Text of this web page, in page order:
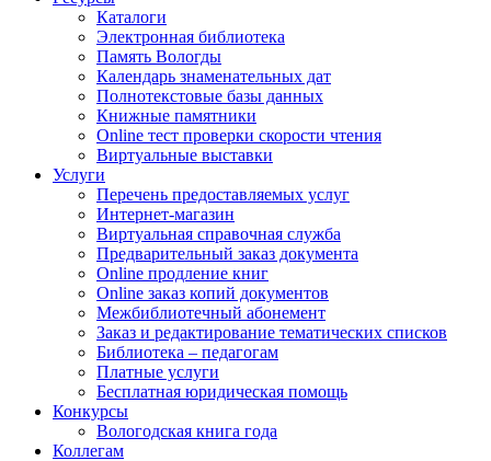
Каталоги
Электронная библиотека
Память Вологды
Календарь знаменательных дат
Полнотекстовые базы данных
Книжные памятники
Online тест проверки скорости чтения
Виртуальные выставки
Услуги
Перечень предоставляемых услуг
Интернет-магазин
Виртуальная справочная служба
Предварительный заказ документа
Online продление книг
Online заказ копий документов
Межбиблиотечный абонемент
Заказ и редактирование тематических списков
Библиотека – педагогам
Платные услуги
Бесплатная юридическая помощь
Конкурсы
Вологодская книга года
Коллегам